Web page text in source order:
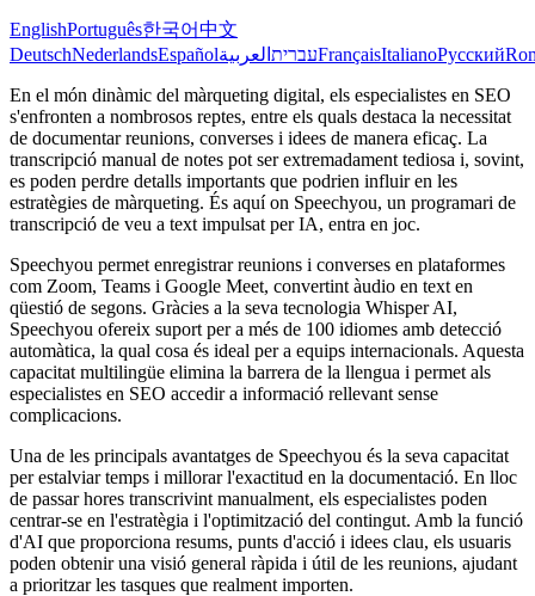
EnglishPortuguês한국어中文
DeutschNederlandsEspañol עברית العربية FrançaisItalianoРусский
En el món dinàmic del màrqueting digital, els especialistes en SEO
s'enfronten a nombrosos reptes, entre els quals destaca la necessitat
de documentar reunions, converses i idees de manera eficaç. La
transcripció manual de notes pot ser extremadament tediosa i, sovint,
es poden perdre detalls importants que podrien influir en les
estratègies de màrqueting. És aquí on Speechyou, un programari de
transcripció de veu a text impulsat per IA, entra en joc.
Speechyou permet enregistrar reunions i converses en plataformes
com Zoom, Teams i Google Meet, convertint àudio en text en
qüestió de segons. Gràcies a la seva tecnologia Whisper AI,
Speechyou ofereix suport per a més de 100 idiomes amb detecció
automàtica, la qual cosa és ideal per a equips internacionals. Aquesta
capacitat multilingüe elimina la barrera de la llengua i permet als
especialistes en SEO accedir a informació rellevant sense
complicacions.
Una de les principals avantatges de Speechyou és la seva capacitat
per estalviar temps i millorar l'exactitud en la documentació. En lloc
de passar hores transcrivint manualment, els especialistes poden
centrar-se en l'estratègia i l'optimització del contingut. Amb la funció
d'AI que proporciona resums, punts d'acció i idees clau, els usuaris
poden obtenir una visió general ràpida i útil de les reunions, ajudant
a prioritzar les tasques que realment importen.